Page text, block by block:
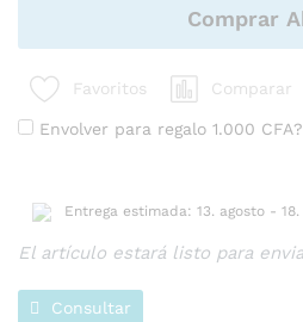
apartamento
Comprar
Favoritos Comparar
Envolver para regalo 1.000 CFA?
Entrega estimada: 13. agosto - 18.
El artículo estará listo para
Consultar